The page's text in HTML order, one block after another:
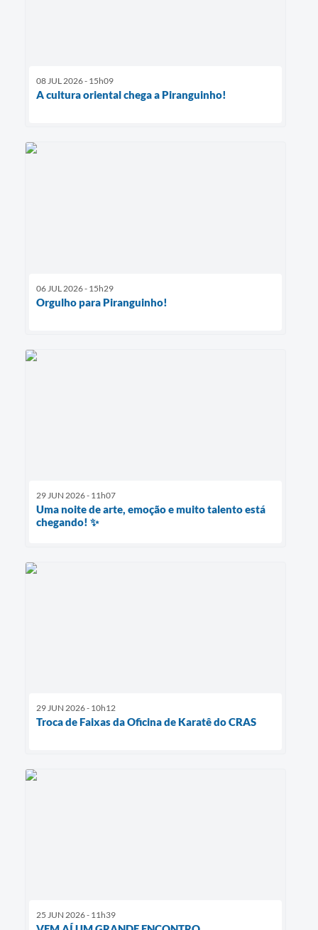
08 JUL 2026 - 15h09
A cultura oriental chega a Piranguinho!
06 JUL 2026 - 15h29
Orgulho para Piranguinho!
29 JUN 2026 - 11h07
Uma noite de arte, emoção e muito talento está
chegando! ✨
29 JUN 2026 - 10h12
Troca de Faixas da Oficina de Karatê do CRAS
25 JUN 2026 - 11h39